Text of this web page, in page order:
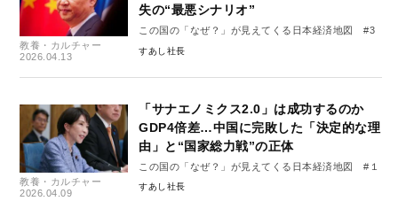
教養・カルチャー
2026.04.13
失の“最悪シナリオ”
この国の「なぜ？」が見えてくる日本経済地図 #3
すあし社長
教養・カルチャー
2026.04.09
「サナエノミクス2.0」は成功するのか
GDP4倍差…中国に完敗した「決定的な理
由」と“国家総力戦”の正体
この国の「なぜ？」が見えてくる日本経済地図 #１
すあし社長